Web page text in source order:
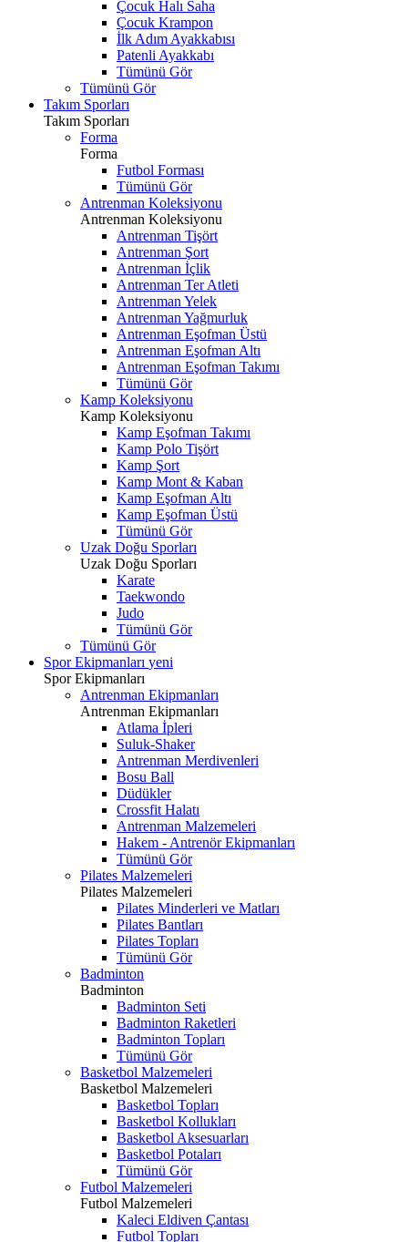
Çocuk Halı Saha
Çocuk Krampon
İlk Adım Ayakkabısı
Patenli Ayakkabı
Tümünü Gör
Tümünü Gör
Takım Sporları
Takım Sporları
Forma
Forma
Futbol Forması
Tümünü Gör
Antrenman Koleksiyonu
Antrenman Koleksiyonu
Antrenman Tişört
Antrenman Şort
Antrenman İçlik
Antrenman Ter Atleti
Antrenman Yelek
Antrenman Yağmurluk
Antrenman Eşofman Üstü
Antrenman Eşofman Altı
Antrenman Eşofman Takımı
Tümünü Gör
Kamp Koleksiyonu
Kamp Koleksiyonu
Kamp Eşofman Takımı
Kamp Polo Tişört
Kamp Şort
Kamp Mont & Kaban
Kamp Eşofman Altı
Kamp Eşofman Üstü
Tümünü Gör
Uzak Doğu Sporları
Uzak Doğu Sporları
Karate
Taekwondo
Judo
Tümünü Gör
Tümünü Gör
Spor Ekipmanları yeni
Spor Ekipmanları
Antrenman Ekipmanları
Antrenman Ekipmanları
Atlama İpleri
Suluk-Shaker
Antrenman Merdivenleri
Bosu Ball
Düdükler
Crossfit Halatı
Antrenman Malzemeleri
Hakem - Antrenör Ekipmanları
Tümünü Gör
Pilates Malzemeleri
Pilates Malzemeleri
Pilates Minderleri ve Matları
Pilates Bantları
Pilates Topları
Tümünü Gör
Badminton
Badminton
Badminton Seti
Badminton Raketleri
Badminton Topları
Tümünü Gör
Basketbol Malzemeleri
Basketbol Malzemeleri
Basketbol Topları
Basketbol Kollukları
Basketbol Aksesuarları
Basketbol Potaları
Tümünü Gör
Futbol Malzemeleri
Futbol Malzemeleri
Kaleci Eldiven Çantası
Futbol Topları